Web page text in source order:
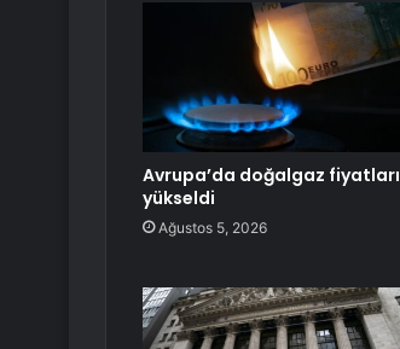
Avrupa’da doğalgaz fiyatları
yükseldi
Ağustos 5, 2026